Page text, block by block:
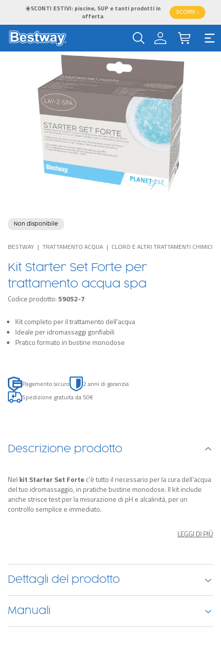
☀️SCONTI ESTIVI: piscine, SUP e tanti prodotti in
offerta
SCOPRI >
Non disponibile
BESTWAY TRATTAMENTO ACQUA CLORO E ALTRI TRATTAMENTI CHIMICI
Kit Starter Set Forte per
trattamento acqua spa
Codice prodotto:59052-7
Kit completo per il trattamento dell'acqua
Ideale per idromassaggi gonfiabili
Pratico formato in bustine monodose
Pagamento sicuro
2 anni di garanzia
Spedizione gratuita da 50€
Descrizione prodotto
Nel kit Starter Set Forte c'è tutto il necessario per la cura dell’acqua
del tuo idromassaggio, in pratiche bustine monodose. Il kit include
anche strisce test per la misurazione di pH e alcalinità, per un
controllo semplice e immediato.
Analisi dell’acqua:utilizza le strisce tester per misurare pH, cloro
e alcalinità
Prevenzione calcare e metalli:
& Scale Prevention per prevenire la formazione di calcare e
depositi metallici su pareti e filtri
Stabilizzazione dell’alcalinità:
per aumentare l’alcalinità e mantenere stabile il pH nel tempo.
LEGGI DI PIÙ
Dettagli del prodotto
Manuali